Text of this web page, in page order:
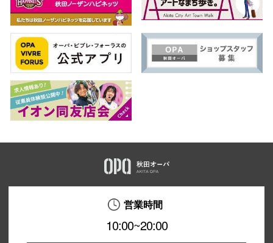
営業時間
10:00~20:00